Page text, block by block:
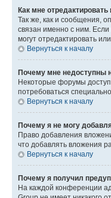
Как мне
Так же, как и сообщения,
связан именно с ним. Если
могут отредактировать
Вернуться к началу
Почему мне недоступны
Некоторые форумы
потребоваться
Вернуться к началу
Почему я не могу
Право добавления
что добавлять вложения
Вернуться к началу
Почему я получил
На каждой конференции